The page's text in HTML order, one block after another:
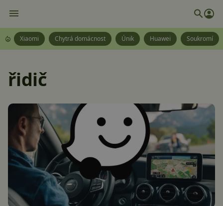
Xiaomi Chytrá domácnost Únik Huawei Soukromí
řidič